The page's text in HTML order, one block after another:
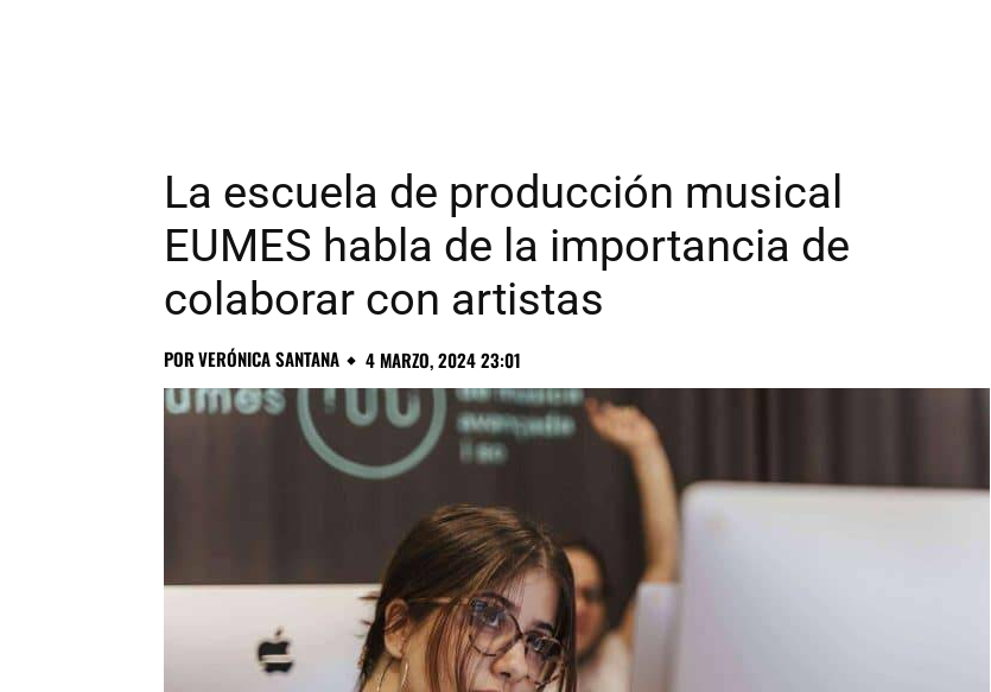
La escuela de producción musical
EUMES habla de la importancia de
colaborar con artistas
PORVERÓNICA SANTANA 4 MARZO, 2024 23:01